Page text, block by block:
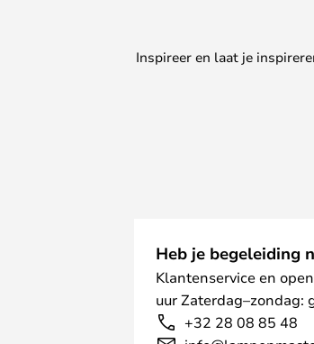
Inspireer en laat je
Heb je begeleiding
Klantenservice en
uur Zaterdag–zondag:
+32 28 08 85 48